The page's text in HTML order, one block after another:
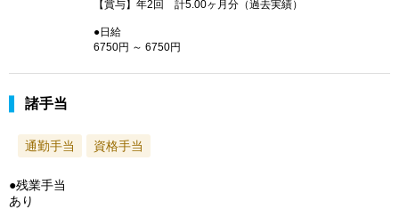
【賞与】年2回 計5.00ヶ月分（過去実績）
●日給
6750円 ～ 6750円
諸手当
通勤手当 資格手当
●残業手当
あり